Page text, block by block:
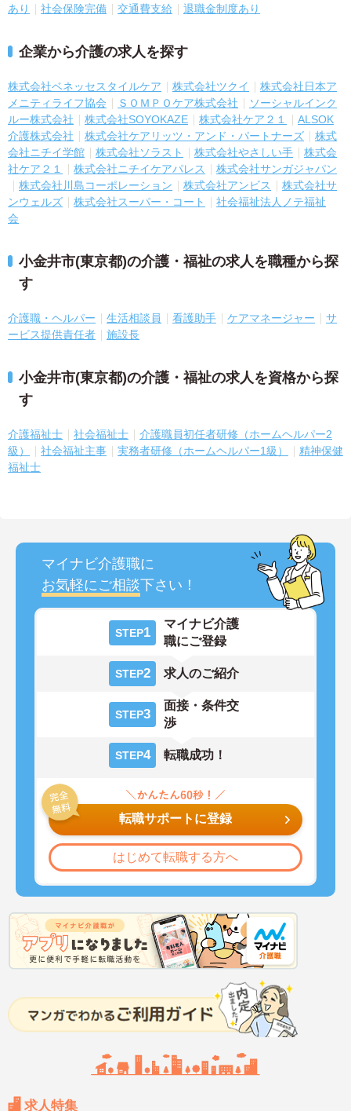
あり
社会保険完備 交通費支給 退職金制度あり
企業から介護の求人を探す
株式会社ベネッセスタイルケア 株式会社ツクイ
株式会社日本ア
メニティライフ協会
ＳＯＭＰＯケア株式会社
ソーシャルインク
ルー株式会社
株式会社SOYOKAZE 株式会社ケア２１
ALSOK
介護株式会社
株式会社ケアリッツ・アンド・パートナーズ
株式
会社ニチイ学館
株式会社ソラスト 株式会社やさしい手
株式会
社ケア２１
株式会社ニチイケアパレス
株式会社サンガジャパン
株式会社川島コーポレーション
株式会社アンビス
株式会社サ
ンウェルズ
株式会社スーパー・コート
社会福祉法人ノテ福祉
会
小金井市(東京都)の介護・福祉の求人を職種から探
す
介護職・ヘルパー 生活相談員 看護助手 ケアマネージャー
サ
ービス提供責任者
施設長
小金井市(東京都)の介護・福祉の求人を資格から探
す
介護福祉士 社会福祉士
介護職員初任者研修（ホームヘルパー2
級）
社会福祉主事 実務者研修（ホームヘルパー1級）
精神保健
福祉士
マイナビ介護職に
お気軽にご相談下さい！
STEP1
マイナビ介護
職にご登録
STEP2 求人のご紹介
STEP3
面接・条件交
渉
STEP4 転職成功！
転職サポートに登録
はじめて転職する方へ
求人特集